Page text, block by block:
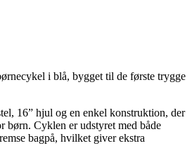
i blå, bygget til de første trygge
16” hjul og en enkel konstruktion, der
børn. Cyklen er udstyret med både
bagpå, hvilket giver ekstra